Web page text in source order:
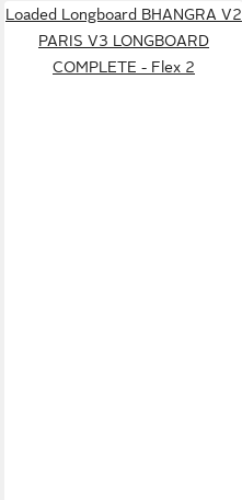
Loaded Longboard BHANGRA V2
PARIS V3 LONGBOARD
COMPLETE - Flex 2